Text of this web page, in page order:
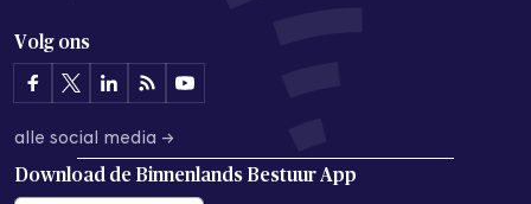
Volg ons
alle social media →
Download de Binnenlands Bestuur App